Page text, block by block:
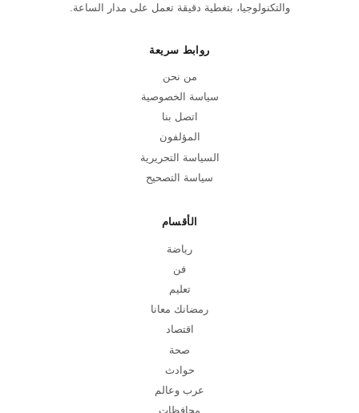
والتكنولوجيا، بتغطية دقيقة تعمل على مدار الساعة.
روابط سريعة
من نحن
سياسة الخصوصية
اتصل بنا
المؤلفون
السياسة التحريرية
سياسة التصحيح
الأقسام
رياضة
فن
تعليم
رمضانك معانا
اقتصاد
صحة
حوادث
عرب وعالم
محافظات